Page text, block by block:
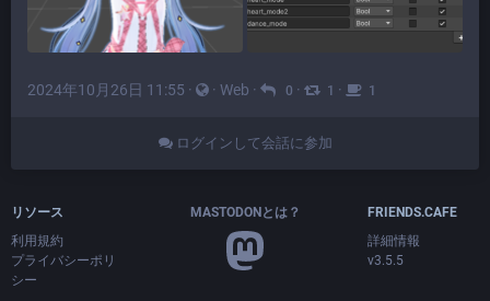
2024年10月26日 11:55 · · Web · 0 · 1 · 1
ログインして会話に参加
リソース
利用規約
プライバシーポリ
シー
MASTODONとは？
FRIENDS.CAFE
詳細情報
v3.5.5